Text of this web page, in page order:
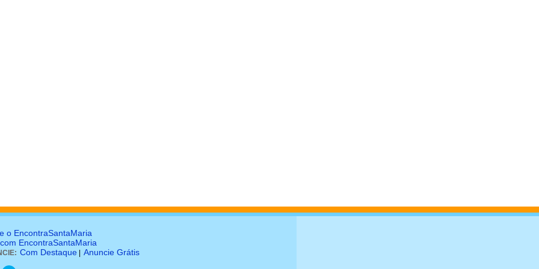
o EncontraSantaMaria
EncontraSantaMaria
Com Destaque Anuncie Grátis